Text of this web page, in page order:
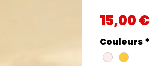
15,00 €
Couleurs *